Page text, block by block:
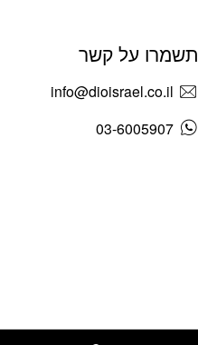
תשמרו על קשר
info@dioisrael.co.il
03-6005907